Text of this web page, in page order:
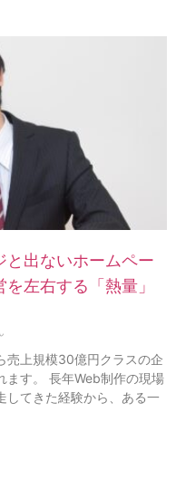
と出ないホームペー
左右する「熱量」
売上規模30億円クラスの企
ます。 長年Web制作の現場
してきた経験から、ある一